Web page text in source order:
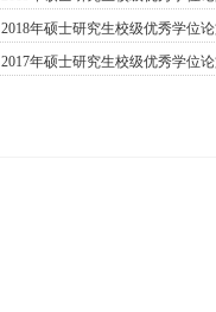
2018年硕士研究生校级优秀学位
2017年硕士研究生校级优秀学位